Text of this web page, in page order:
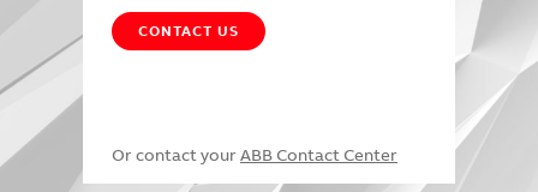
CONTACT US
Or contact your ABB Contact Center